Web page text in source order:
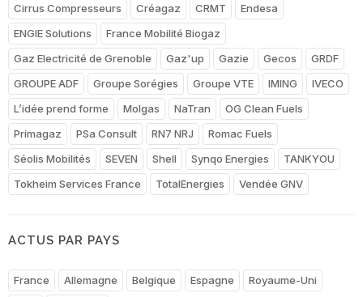
Cirrus Compresseurs
Créagaz CRMT
Endesa
ENGIE Solutions
France Mobilité Biogaz
Gaz Electricité de Grenoble
Gaz'up Gazie Gecos
GRDF
GROUPE ADF
Groupe Sorégies Groupe VTE IMING
IVECO
L’idée prend forme
Molgas NaTran
OG Clean Fuels
Primagaz
PSa Consult RN7 NRJ
Romac Fuels
Séolis Mobilités
SEVEN Shell Synqo Energies
TANKYOU
Tokheim Services France
TotalEnergies Vendée GNV
ACTUS PAR PAYS
France Allemagne Belgique Espagne
Royaume-Uni